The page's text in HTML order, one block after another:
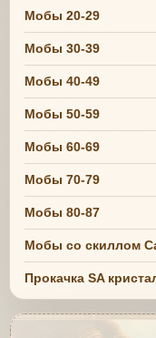
Мобы 20-29
Мобы 30-39
Мобы 40-49
Мобы 50-59
Мобы 60-69
Мобы 70-79
Мобы 80-87
Мобы со скиллом
Прокачка SA